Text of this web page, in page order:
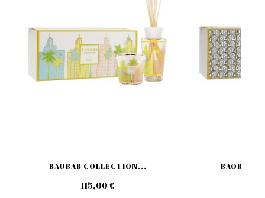
BAOBAB COLLECTION...
115,00 €
BAOBAB